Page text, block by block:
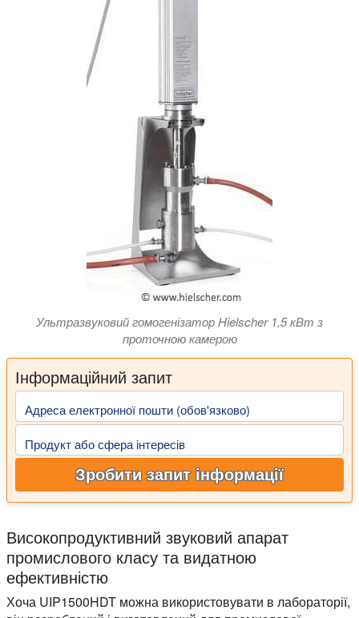
Ультразвуковий гомогенізатор Hielscher 1,5 кВт з
проточною камерою
Інформаційний запит
Адреса електронної пошти (обов'язково)
Продукт або сфера інтересів
Зробити запит інформації
Високопродуктивний звуковий апарат
промислового класу та видатною
ефективністю
Хоча UIP1500HDT можна використовувати в лабораторії,